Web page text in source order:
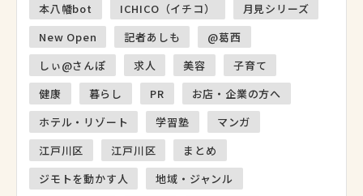
本八幡bot
ICHICO（イチコ）
月見シリーズ
New Open
記者あしも
@葛西
しぃ@さんぽ
求人 美容
子育て
健康
暮らし PR
お店・企業の方へ
ホテル・リゾート
学習塾
マンガ
江戸川区
江戸川区
まとめ
ジモトを動かす人
地域・ジャンル